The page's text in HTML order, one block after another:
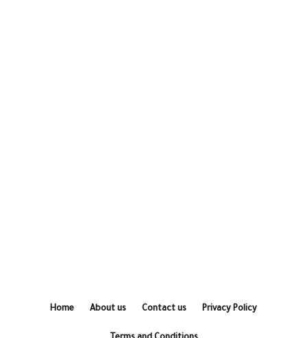
Home About us Contact us Privacy Policy